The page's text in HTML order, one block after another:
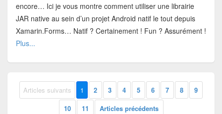
encore… Ici je vous montre comment utiliser une librairie
JAR native au sein d’un projet Android natif le tout depuis
Xamarin.Forms… Natif ? Certainement ! Fun ? Assurément !
Plus...
Articles suivants 1 2 3 4 5 6 7 8
9
10
11 Articles précédents